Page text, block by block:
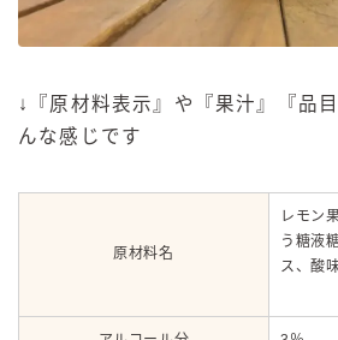
↓『原材料表示』や『果汁』『品
んな感じです
原材料名
レモン
う糖液
ス、酸